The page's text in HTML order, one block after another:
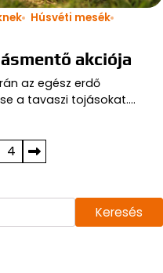
Húsvéti mesék
akciója
az egész erdő
a tavaszi tojásokat.…
4
Keresés